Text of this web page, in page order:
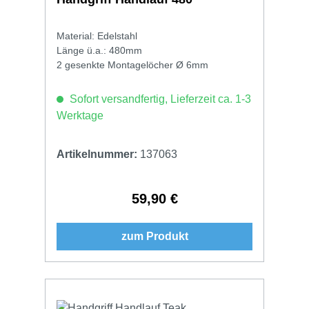
Material: Edelstahl
Länge ü.a.: 480mm
2 gesenkte Montagelöcher Ø 6mm
Sofort versandfertig, Lieferzeit ca. 1-3
Werktage
Artikelnummer: 137063
Regulärer Preis:
59,90 €
zum Produkt